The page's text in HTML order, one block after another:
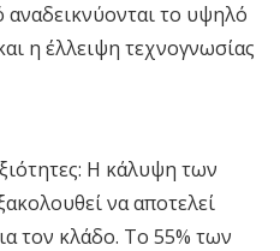
το υψηλό
η έλλειψη τεχνογνωσίας
Η κάλυψη των
να αποτελεί
τον κλάδο. Το 55% των